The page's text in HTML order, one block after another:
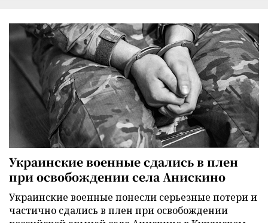
Украинские военные сдались в плен
при освобождении села Анискино
Украинские военные понесли серьезные потери и
частично сдались в плен при освобождении